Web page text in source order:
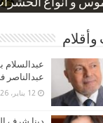
و أنواع
بعد ارتفاع
نسبة الطلاق في
كاركاتيرية
كاركاتيرية
وأقلام
عبدالناصر
12 يناير، 2026